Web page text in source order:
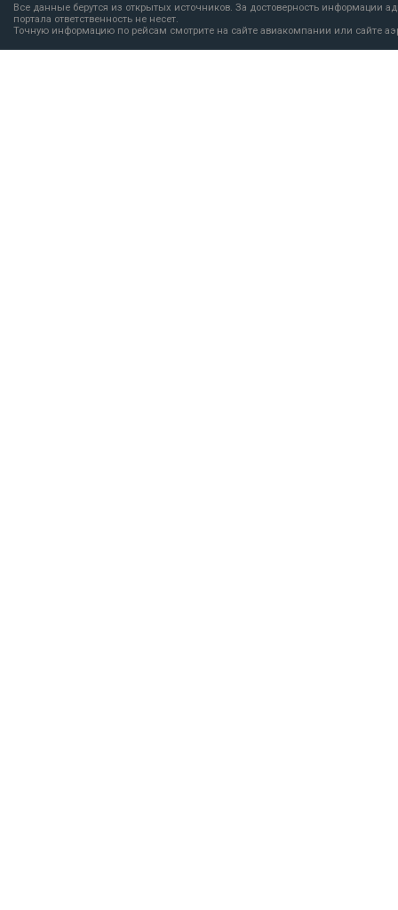
Все данные берутся из открытых источников. За достоверность информации
портала ответственность не несет.
Точную информацию по рейсам смотрите на сайте авиакомпании или сайте